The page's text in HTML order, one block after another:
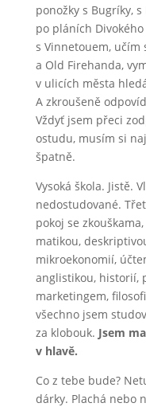
ponožky s Bugríky,
po pláních
s Vinnetouem,
a Old Firehanda,
v ulicích města
A zkroušeně
Vždyť jsem přeci
ostudu, musím si
špatně.
Vysoká škola. Jistě.
nedostudované.
pokoj se
matikou,
mikroekonomií,
anglistikou, historií,
marketingem,
všechno jsem
za klobouk. Jsem
v hlavě.
Co z tebe bude?
dárky. Plachá nebo